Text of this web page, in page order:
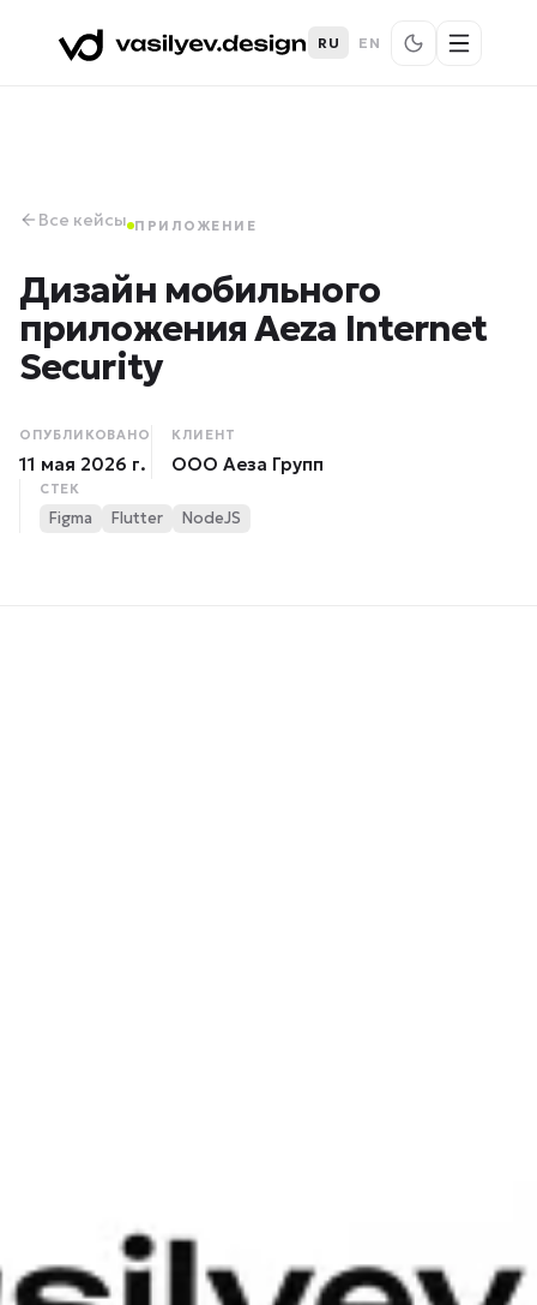
RU EN
Все кейсы ПРИЛОЖЕНИЕ
Дизайн мобильного
приложения Aeza Internet
Security
ОПУБЛИКОВАНО
11 мая 2026 г.
КЛИЕНТ
ООО Аеза Групп
СТЕК
Figma Flutter NodeJS